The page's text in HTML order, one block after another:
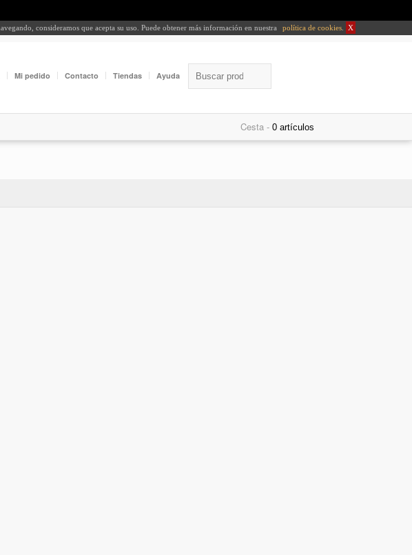
consideramos que acepta su uso. Puede obtener más información en nuestra política de cookies X
Mi pedido Contacto Tiendas Ayuda
Cesta -